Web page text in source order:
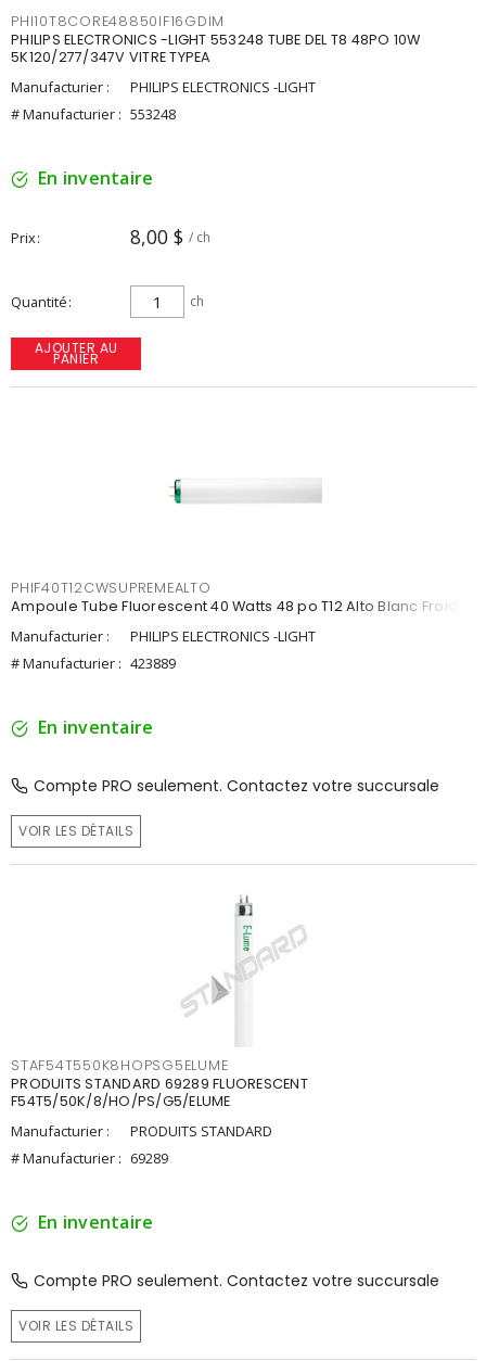
PHI10T8CORE48850IF16GDIM
PHILIPS ELECTRONICS -LIGHT 553248 TUBE DEL T8 48PO 10W
5K120/277/347V VITRE TYPEA
Manufacturier :
PHILIPS ELECTRONICS -LIGHT
# Manufacturier : 553248
En inventaire
Prix 8,00 $ / ch
Quantité ch
AJOUTER AU
PANIER
PHIF40T12CWSUPREMEALTO
Ampoule Tube Fluorescent 40 Watts 48 po T12 Alto Blanc Froid
Manufacturier :
PHILIPS ELECTRONICS -LIGHT
# Manufacturier : 423889
En inventaire
Compte PRO seulement. Contactez votre succursale
VOIR LES DÉTAILS
STAF54T550K8HOPSG5ELUME
PRODUITS STANDARD 69289 FLUORESCENT
F54T5/50K/8/HO/PS/G5/ELUME
Manufacturier :
PRODUITS STANDARD
# Manufacturier : 69289
En inventaire
Compte PRO seulement. Contactez votre succursale
VOIR LES DÉTAILS